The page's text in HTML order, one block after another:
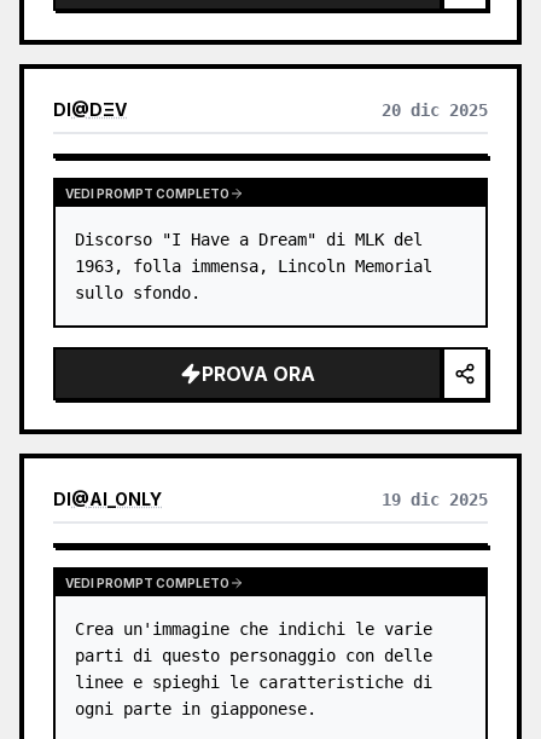
DI@DΞV 20 dic 2025
VEDI PROMPT COMPLETO
Discorso "I Have a Dream" di MLK del
1963, folla immensa, Lincoln Memorial
sullo sfondo.
PROVA ORA
DI@AI_ONLY 19 dic 2025
VEDI PROMPT COMPLETO
Crea un'immagine che indichi le varie
parti di questo personaggio con delle
linee e spieghi le caratteristiche di
ogni parte in giapponese.